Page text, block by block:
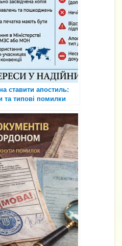
ставити апостиль:
та типові помилки